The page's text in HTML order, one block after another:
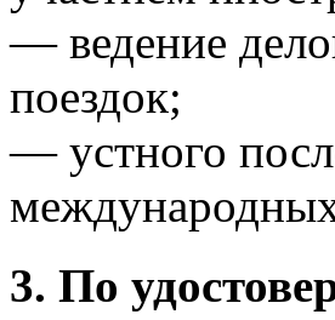
— ведение
поездок;
— устного
3. По